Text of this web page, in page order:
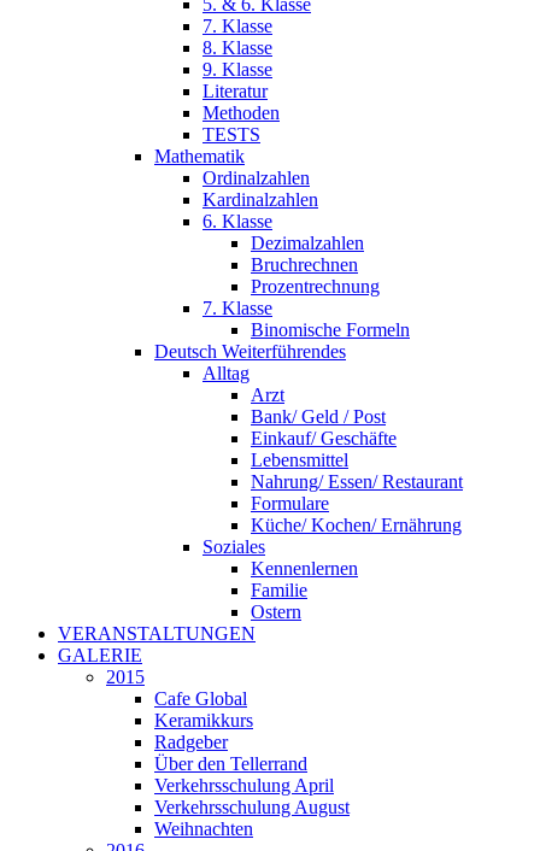
5. & 6. Klasse
7. Klasse
8. Klasse
9. Klasse
Literatur
Methoden
TESTS
Mathematik
Ordinalzahlen
Kardinalzahlen
6. Klasse
Dezimalzahlen
Bruchrechnen
Prozentrechnung
7. Klasse
Binomische Formeln
Deutsch Weiterführendes
Alltag
Arzt
Bank/ Geld / Post
Einkauf/ Geschäfte
Lebensmittel
Nahrung/ Essen/ Restaurant
Formulare
Küche/ Kochen/ Ernährung
Soziales
Kennenlernen
Familie
Ostern
VERANSTALTUNGEN
GALERIE
2015
Cafe Global
Keramikkurs
Radgeber
Über den Tellerrand
Verkehrsschulung April
Verkehrsschulung August
Weihnachten